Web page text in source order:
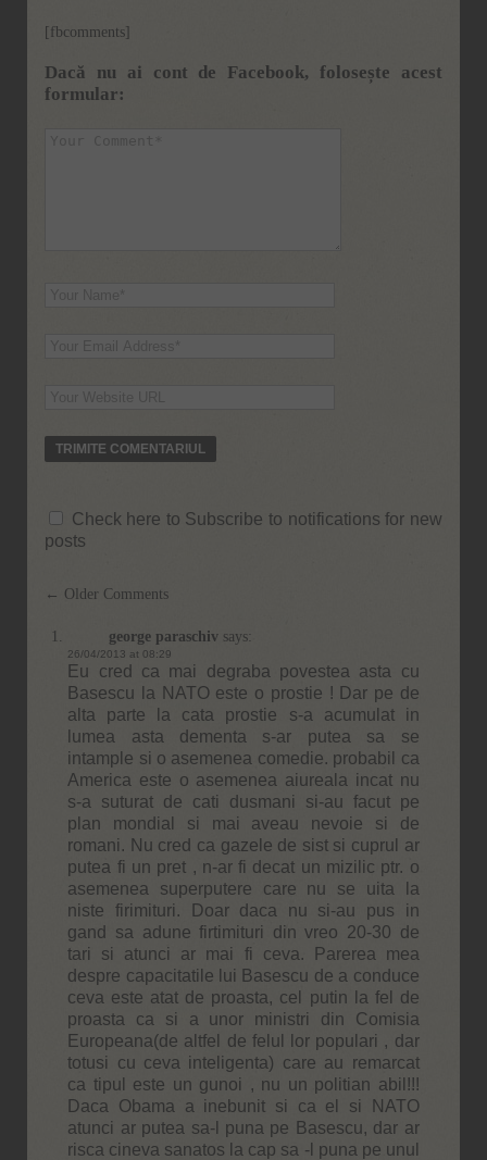
[fbcomments]
Dacă nu ai cont de Facebook, folosește acest
formular:
Check here to Subscribe to notifications for new
posts
Comment
navigation
← Older Comments
george paraschiv says:
26/04/2013 at 08:29
Eu cred ca mai degraba povestea asta cu
Basescu la NATO este o prostie ! Dar pe de
alta parte la cata prostie s-a acumulat in
lumea asta dementa s-ar putea sa se
intample si o asemenea comedie. probabil ca
America este o asemenea aiureala incat nu
s-a suturat de cati dusmani si-au facut pe
plan mondial si mai aveau nevoie si de
romani. Nu cred ca gazele de sist si cuprul ar
putea fi un pret , n-ar fi decat un mizilic ptr. o
asemenea superputere care nu se uita la
niste firimituri. Doar daca nu si-au pus in
gand sa adune firtimituri din vreo 20-30 de
tari si atunci ar mai fi ceva. Parerea mea
despre capacitatile lui Basescu de a conduce
ceva este atat de proasta, cel putin la fel de
proasta ca si a unor ministri din Comisia
Europeana(de altfel de felul lor populari , dar
totusi cu ceva inteligenta) care au remarcat
ca tipul este un gunoi , nu un politian abil!!!
Daca Obama a inebunit si ca el si NATO
atunci ar putea sa-l puna pe Basescu, dar ar
risca cineva sanatos la cap sa -l puna pe unul